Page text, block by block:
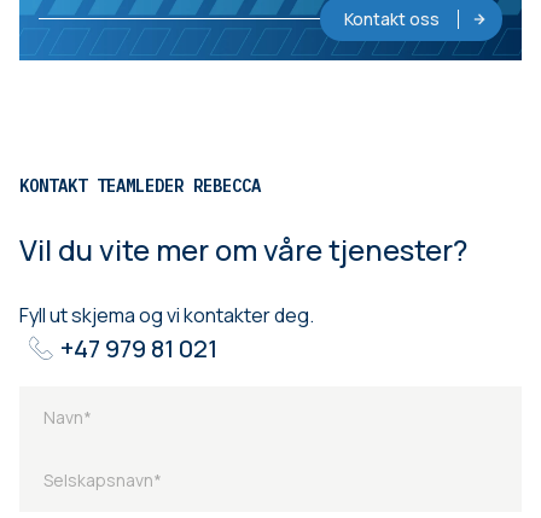
Kontakt oss
KONTAKT TEAMLEDER REBECCA
Vil du vite mer om våre tjenester?
Fyll ut skjema og vi kontakter deg.
+47 979 81 021